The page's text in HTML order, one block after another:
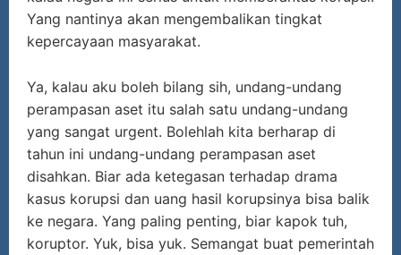
Yang nantinya akan mengembalikan tingkat
kepercayaan masyarakat.
Ya, kalau aku boleh bilang sih, undang-undang
perampasan aset itu salah satu undang-undang
yang sangat urgent. Bolehlah kita berharap di
tahun ini undang-undang perampasan aset
disahkan. Biar ada ketegasan terhadap drama
kasus korupsi dan uang hasil korupsinya bisa balik
ke negara. Yang paling penting, biar kapok tuh,
koruptor. Yuk, bisa yuk. Semangat buat pemerintah